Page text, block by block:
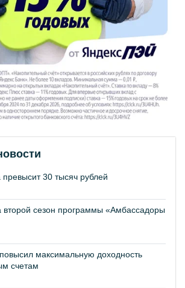
30 тысяч рублей
второй сезон программы «Амбассадоры
максимальную доходность
счетам